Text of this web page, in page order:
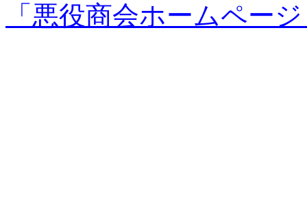
「悪役商会ホームペー